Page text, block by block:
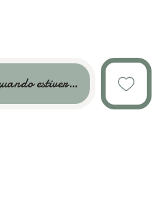
estiver disponível